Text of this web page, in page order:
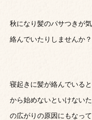
秋になり髪のパサつきが
絡んでいたりしませんか？
寝起きに髪が絡んでいる
から始めないといけない
の広がりの原因にもなって